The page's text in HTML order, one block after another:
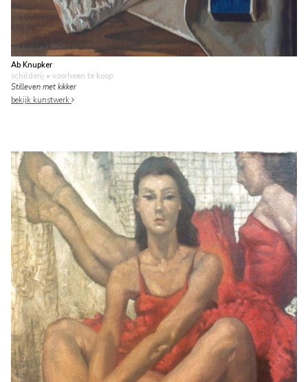
Ab Knupker
schilderij • voorheen te koop
Stilleven met kikker
bekijk kunstwerk